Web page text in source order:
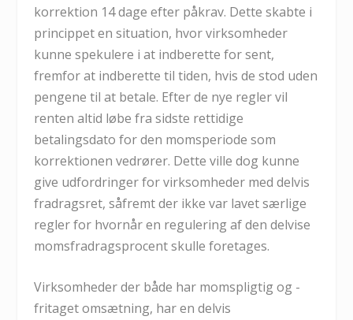
korrektion 14 dage efter påkrav. Dette skabte i
princippet en situation, hvor virksomheder
kunne spekulere i at indberette for sent,
fremfor at indberette til tiden, hvis de stod uden
pengene til at betale. Efter de nye regler vil
renten altid løbe fra sidste rettidige
betalingsdato for den momsperiode som
korrektionen vedrører. Dette ville dog kunne
give udfordringer for virksomheder med delvis
fradragsret, såfremt der ikke var lavet særlige
regler for hvornår en regulering af den delvise
momsfradragsprocent skulle foretages.
Virksomheder der både har momspligtig og -
fritaget omsætning, har en delvis